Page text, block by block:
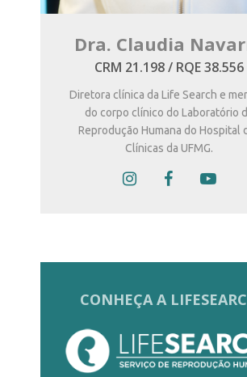
Dra. Claudia
CRM 21.198 / RQE 38.556
Diretora clínica da Life Search e
do corpo clínico do Laboratório
Reprodução Humana do Hospital
Clínicas da UFMG.
CONHEÇA A